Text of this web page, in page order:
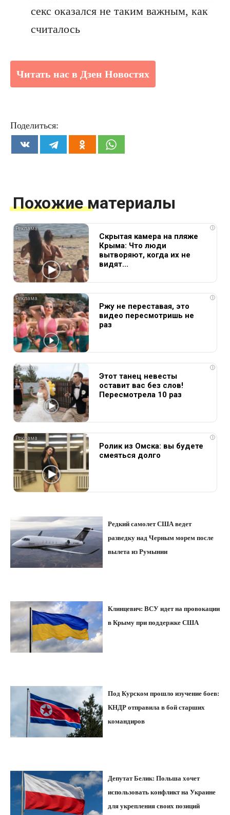
секс оказался не таким важным, как
считалось
Читать нас в Дзен Новостях
Поделиться:
Похожие материалы
i
Скрытая камера на пляже
Крыма: Что люди
вытворяют, когда их не
видят...
i
Ржу не переставая, это
видео пересмотришь не
раз
i
Этот танец невесты
оставит вас без слов!
Пересмотрела 10 раз
i
Ролик из Омска: вы будете
смеяться долго
Редкий самолет США ведет
разведку над Черным морем после
вылета из Румынии
Клинцевич: ВСУ идет на провокации
в Крыму при поддержке США
Под Курском прошло изучение боев:
КНДР отправила в бой старших
командиров
Депутат Белик: Польша хочет
использовать конфликт на Украине
для укрепления своих позиций